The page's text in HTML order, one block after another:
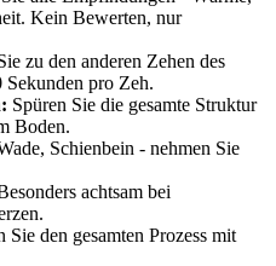
Kein Bewerten, nur
zu den anderen Zehen des
pro Zeh.
Spüren Sie die gesamte Struktur
Boden.
Schienbein - nehmen Sie
achtsam bei
Sie den gesamten Prozess mit